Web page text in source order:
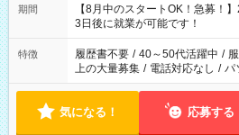
「できれば残業はしたくない」
ね。 ※Wワーク希望の方へ 今ご覧のお仕事で希望する勤務時間
と、もう1つのお仕事の勤務時間
合は応募できません。
期間
【8月中のスタートOK！急募！
3日後に就業が可能です！
特徴 履歴書不要 / 40～50代活躍中 /
上の大量募集 / 電話対応なし / パ
気になる！ 応募する